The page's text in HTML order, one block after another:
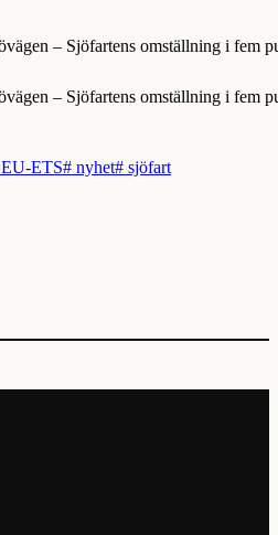
EU-ETS# nyhet# sjöfart